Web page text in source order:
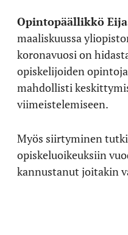
Opintopäällikkö
maaliskuussa
koronavuosi on
opiskelijoiden
mahdollisti
viimeistelemiseen.
Myös siirtyminen
opiskeluoikeuksiin
kannustanut joitakin